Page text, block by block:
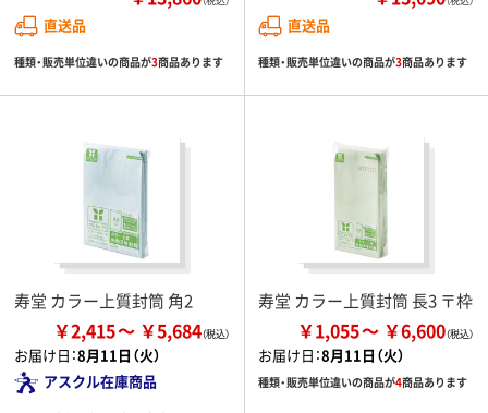
直送品
種類・販売単位違いの商品が3商品あります
直送品
種類・販売単位違いの商品が3商品あります
寿堂 カラー上質封筒 角2
￥2,415 ￥5,684
お届け日：8月11日（火）
アスクル在庫商品
寿堂 カラー上質封筒 長3 〒枠
￥1,055 ￥6,600
お届け日：8月11日（火）
種類・販売単位違いの商品が4商品あります